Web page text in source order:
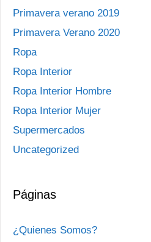
Primavera verano 2019
Primavera Verano 2020
Ropa
Ropa Interior
Ropa Interior Hombre
Ropa Interior Mujer
Supermercados
Uncategorized
Páginas
¿Quienes Somos?